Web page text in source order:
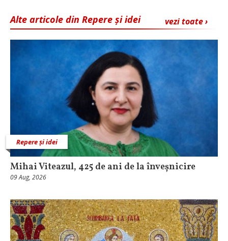
vezi toate ›
Alte articole din Repere și idei
Repere și idei
Mihai Viteazul, 425 de ani de la înveșnicire
09 Aug, 2026